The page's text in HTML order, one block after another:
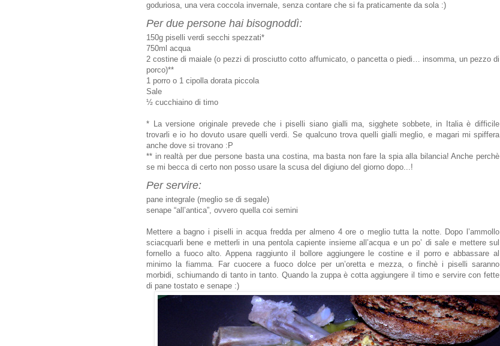
goduriosa, una vera coccola invernale, senza contare che si fa praticamente da sola :)
Per due persone hai bisognoddì:
150g piselli verdi secchi spezzati*
750ml acqua
2 costine di maiale (o pezzi di prosciutto cotto affumicato, o pancetta o piedi… insomma, un pezzo di
porco)**
1 porro o 1 cipolla dorata piccola
Sale
½ cucchiaino di timo
* La versione originale prevede che i piselli siano gialli ma, sigghete sobbete, in Italia è difficile
trovarli e io ho dovuto usare quelli verdi. Se qualcuno trova quelli gialli meglio, e magari mi spiffera
anche dove si trovano :P
** in realtà per due persone basta una costina, ma basta non fare la spia alla bilancia! Anche perchè
se mi becca di certo non posso usare la scusa del digiuno del giorno dopo...!
Per servire:
pane integrale (meglio se di segale)
senape “all’antica”, ovvero quella coi semini
Mettere a bagno i piselli in acqua fredda per almeno 4 ore o meglio tutta la notte. Dopo l’ammollo
sciacquarli bene e metterli in una pentola capiente insieme all’acqua e un po’ di sale e mettere sul
fornello a fuoco alto. Appena raggiunto il bollore aggiungere le costine e il porro e abbassare al
minimo la fiamma. Far cuocere a fuoco dolce per un’oretta e mezza, o finchè i piselli saranno
morbidi, schiumando di tanto in tanto. Quando la zuppa è cotta aggiungere il timo e servire con fette
di pane tostato e senape :)